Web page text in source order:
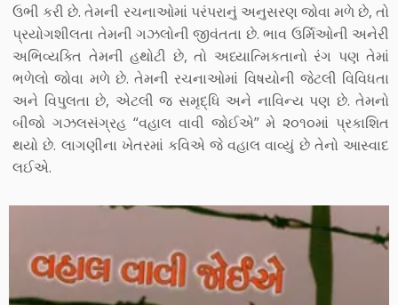
ઉભી કરી છે. તેમની રચનાઓમાં પરંપરાનું અનુસરણ જોવા મળે છે, તો
પ્રયોગશીલતા તેમની ગઝલોની જીવંતતા છે. ભાવ ઉર્મિઓની અનેરી
અભિવ્યક્તિ તેમની હથોટી છે, તો અધ્યાત્મિકતાનો રંગ પણ તેમાં
ભળેલો જોવા મળે છે. તેમની રચનાઓમાં વિષયોની જેટલી વિવિધતા
અને વિપુલતા છે, એટલી જ સમૃદ્ધિ અને નાવિન્ય પણ છે. તેમનો
બીજો ગઝલસંગ્રહ “વહાલ વાવી જોઈએ” મે ૨૦૧૦માં પ્રકાશિત
થયો છે. લાગણીના ખેતરમાં કવિએ જે વહાલ વાવ્યું છે તેનો આસ્વાદ
લઈએ.